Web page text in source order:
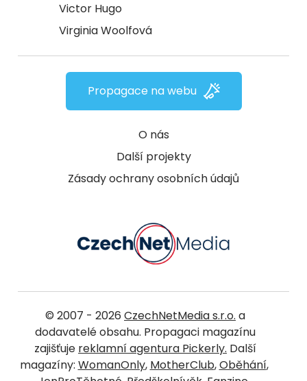
Victor Hugo
Virginia Woolfová
O nás
Další projekty
Zásady ochrany osobních údajů
Propagace na webu
© 2007 - 2026 CzechNetMedia s.r.o. a
dodavatelé obsahu. Propagaci magazínu
zajišťuje reklamní agentura Pickerly. Další
magazíny: WomanOnly, MotherClub,Oběhání,